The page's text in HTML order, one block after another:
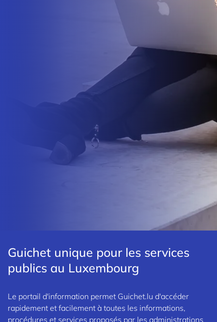
Guichet unique pour les services
publics au Luxembourg
Le portail d'information permet Guichet.lu d'accéder
rapidement et facilement à toutes les informations,
procédures et services proposés par les administrations